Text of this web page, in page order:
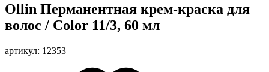
Ollin Перманентная крем-краска для
волос / Color 11/3, 60 мл
артикул: 12353